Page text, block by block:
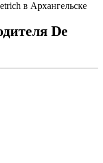
в Архангельске
De